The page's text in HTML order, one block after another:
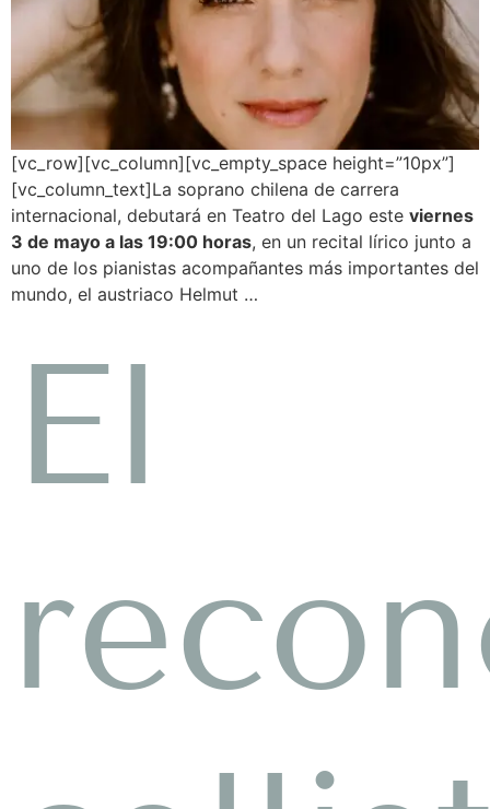
[vc_row][vc_column][vc_empty_space height=”10px”]
[vc_column_text]La soprano chilena de carrera
internacional, debutará en Teatro del Lago este viernes
3 de mayo a las 19:00 horas, en un recital lírico junto a
uno de los pianistas acompañantes más importantes del
mundo, el austriaco Helmut …
El